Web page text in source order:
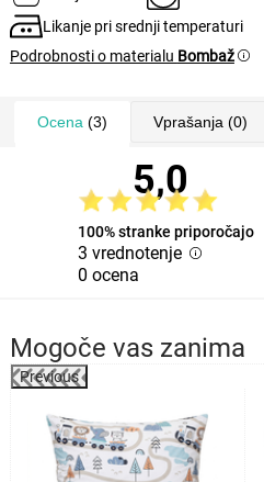
Likanje pri srednji temperaturi
Podrobnosti o materialu Bombaž
Ocena (3) Vprašanja (0)
5,0
100% stranke priporočajo
3 vrednotenje
0 ocena
Mogoče vas zanima
Previous